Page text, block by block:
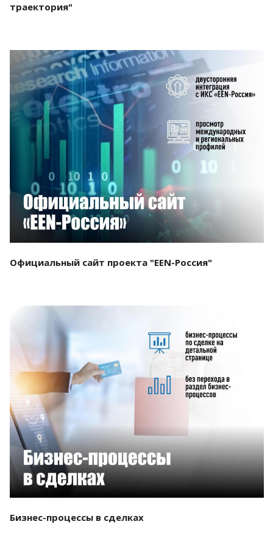
траектория"
Смотреть проект
Официальный сайт проекта "EEN-Россия"
Бизнес-процессы в сделках